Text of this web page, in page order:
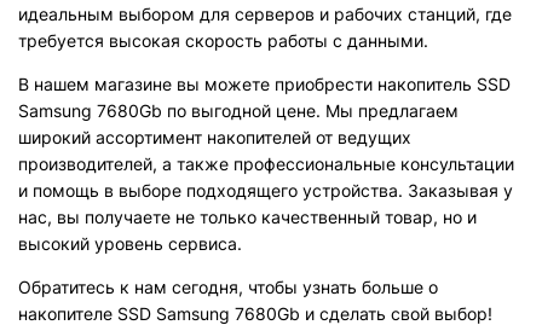
идеальным выбором для серверов и рабочих станций, где
требуется высокая скорость работы с данными.
В нашем магазине вы можете приобрести накопитель SSD
Samsung 7680Gb по выгодной цене. Мы предлагаем
широкий ассортимент накопителей от ведущих
производителей, а также профессиональные консультации
и помощь в выборе подходящего устройства. Заказывая у
нас, вы получаете не только качественный товар, но и
высокий уровень сервиса.
Обратитесь к нам сегодня, чтобы узнать больше о
накопителе SSD Samsung 7680Gb и сделать свой выбор!